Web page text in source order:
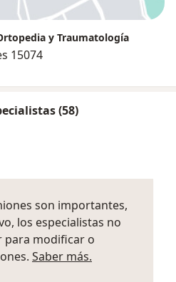
y Traumatología
15074
(58)
son importantes,
los especialistas no
para modificar o
Saber más.